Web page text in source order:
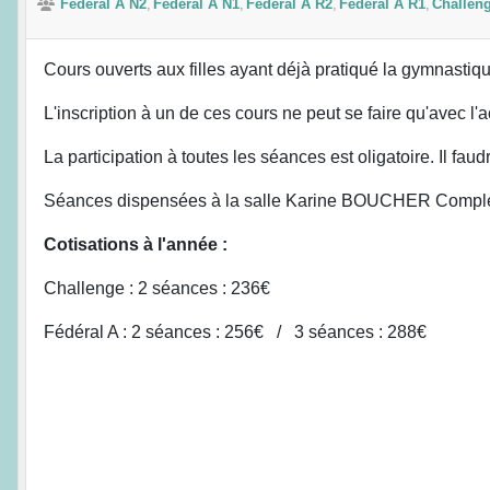
Fédéral A N2 Fédéral A N1 Fédéral A R2 Fédéral A R1
Cours ouverts aux filles ayant déjà pratiqué la
L'inscription à un de ces cours ne peut se faire qu'avec
La participation à toutes les séances est oligatoire. Il
Séances dispensées à la salle Karine BOUCHER
Cotisations à l'année :
Challenge : 2 séances : 236€
Fédéral A : 2 séances : 256€ / 3 séances : 288€